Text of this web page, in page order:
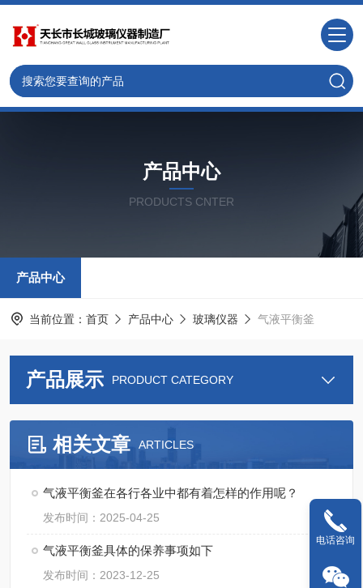
产品中心
PRODUCTS CNTER
产品中心
当前位置： 首页 产品中心 玻璃仪器 气液平衡釜
产品展示 PRODUCT CATEGORY
相关文章 ARTICLES
气液平衡釜在各行各业中都有着怎样的作用呢？
发布时间：2025-04-25
气液平衡釜具体的保养事项如下
发布时间：2023-12-25
电话咨询